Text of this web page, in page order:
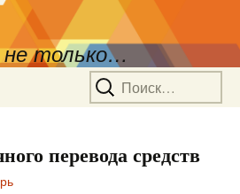
только…
Найти:
перевода средств